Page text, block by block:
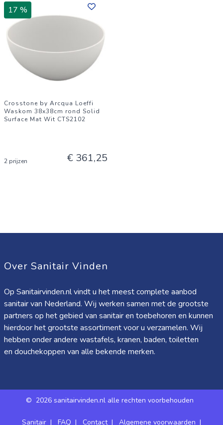
17 %
Crosstone by Arcqua Loeffi
Waskom 38x38cm rond Solid
Surface Mat Wit CTS2102
2 prijzen € 361,25
Over Sanitair Vinden
Op Sanitairvinden.nl vindt u het meest complete aanbod
sanitair van Nederland. Wij werken samen met de grootste
partners op het gebied van sanitair en toebehoren en kunnen
hierdoor het grootste assortiment voor u verzamelen. Wij
hebben onder andere wastafels, kranen, baden, toiletten
en douchekoppen van alle bekende merken.
© 2026 sanitairvinden.nl alle rechten voorbehouden
Sanitair | FAQ | Contact| Algemene voorwaarden |